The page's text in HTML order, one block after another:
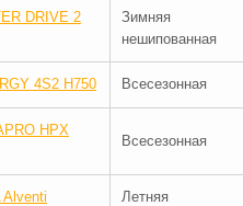
DRIVE 2
Зимняя
нешипованная
4S2 H750 Всесезонная
HPX
Всесезонная
Alventi Летняя